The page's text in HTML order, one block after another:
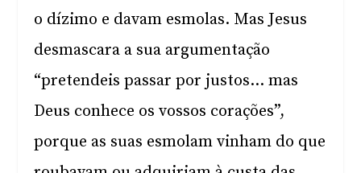
o dízimo e davam esmolas. Mas Jesus
desmascara a sua argumentação
“pretendeis passar por justos… mas
Deus conhece os vossos corações”,
porque as suas esmolam vinham do que